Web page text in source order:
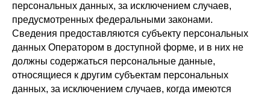
персональных данных, за исключением случаев,
предусмотренных федеральными законами.
Сведения предоставляются субъекту персональных
данных Оператором в доступной форме, и в них не
должны содержаться персональные данные,
относящиеся к другим субъектам персональных
данных, за исключением случаев, когда имеются